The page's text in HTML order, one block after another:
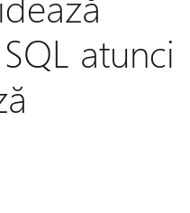
atunci